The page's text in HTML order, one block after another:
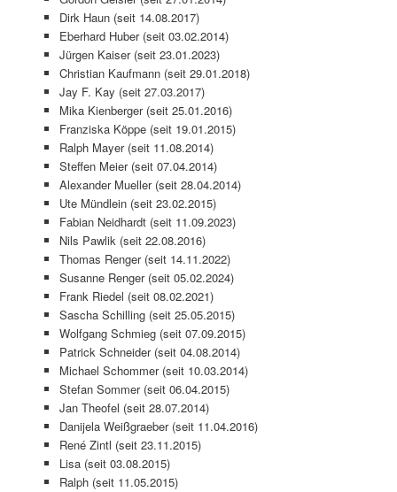
Dirk Haun (seit 14.08.2017)
Eberhard Huber (seit 03.02.2014)
Jürgen Kaiser (seit 23.01.2023)
Christian Kaufmann (seit 29.01.2018)
Jay F. Kay (seit 27.03.2017)
Mika Kienberger (seit 25.01.2016)
Franziska Köppe (seit 19.01.2015)
Ralph Mayer (seit 11.08.2014)
Steffen Meier (seit 07.04.2014)
Alexander Mueller (seit 28.04.2014)
Ute Mündlein (seit 23.02.2015)
Fabian Neidhardt (seit 11.09.2023)
Nils Pawlik (seit 22.08.2016)
Thomas Renger (seit 14.11.2022)
Susanne Renger (seit 05.02.2024)
Frank Riedel (seit 08.02.2021)
Sascha Schilling (seit 25.05.2015)
Wolfgang Schmieg (seit 07.09.2015)
Patrick Schneider (seit 04.08.2014)
Michael Schommer (seit 10.03.2014)
Stefan Sommer (seit 06.04.2015)
Jan Theofel (seit 28.07.2014)
Danijela Weißgraeber (seit 11.04.2016)
René Zintl (seit 23.11.2015)
Lisa (seit 03.08.2015)
Ralph (seit 11.05.2015)